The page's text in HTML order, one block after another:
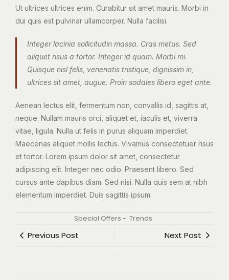
Ut ultrices ultrices enim. Curabitur sit amet mauris. Morbi in
dui quis est pulvinar ullamcorper. Nulla facilisi.
Integer lacinia sollicitudin massa. Cras metus. Sed
aliquet risus a tortor. Integer id quam. Morbi mi.
Quisque nisl felis, venenatis tristique, dignissim in,
ultrices sit amet, augue. Proin sodales libero eget ante.
Aenean lectus elit, fermentum non, convallis id, sagittis at,
neque. Nullam mauris orci, aliquet et, iaculis et, viverra
vitae, ligula. Nulla ut felis in purus aliquam imperdiet.
Maecenas aliquet mollis lectus. Vivamus consectetuer risus
et tortor. Lorem ipsum dolor sit amet, consectetur
adipiscing elit. Integer nec odio. Praesent libero. Sed
cursus ante dapibus diam. Sed nisi. Nulla quis sem at nibh
elementum imperdiet. Duis sagittis ipsum.
Special Offers - Trends
Previous Post Next Post